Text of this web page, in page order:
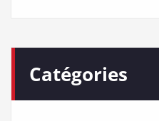
Catégories